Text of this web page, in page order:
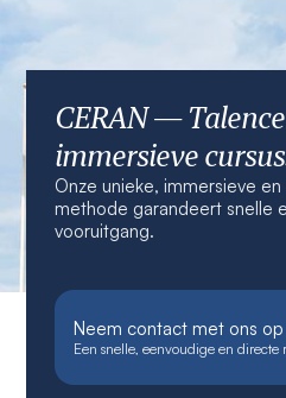
CERAN —
immersieve
Onze unieke, immersieve
methode garandeert snelle
vooruitgang.
Neem contact met ons
Een snelle, eenvoudige en directe